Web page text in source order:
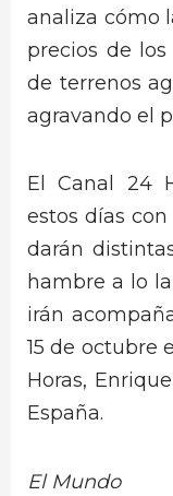
analiza cómo
precios de
de terrenos
agravando el
El Canal 24
estos días
darán
hambre a lo
irán
15 de octubre
Horas,
España.
El Mundo